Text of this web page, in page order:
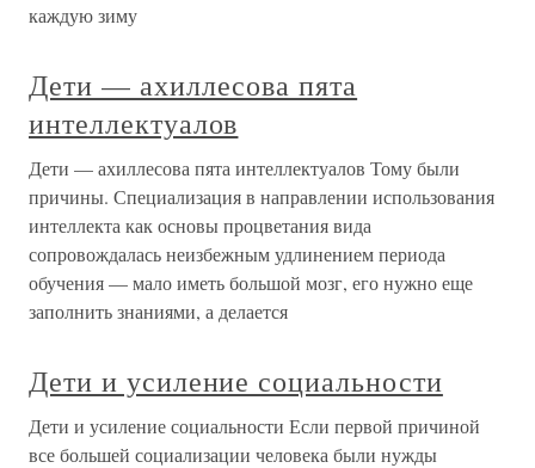
каждую зиму
Дети — ахиллесова пята
интеллектуалов
Дети — ахиллесова пята интеллектуалов Тому были
причины. Специализация в направлении использования
интеллекта как основы процветания вида
сопровождалась неизбежным удлинением периода
обучения — мало иметь большой мозг, его нужно еще
заполнить знаниями, а делается
Дети и усиление социальности
Дети и усиление социальности Если первой причиной
все большей социализации человека были нужды